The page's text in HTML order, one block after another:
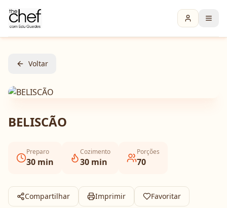
Voltar
BELISCÃO
Preparo
30 min
Cozimento
30 min
Porções
70
Compartilhar Imprimir Favoritar